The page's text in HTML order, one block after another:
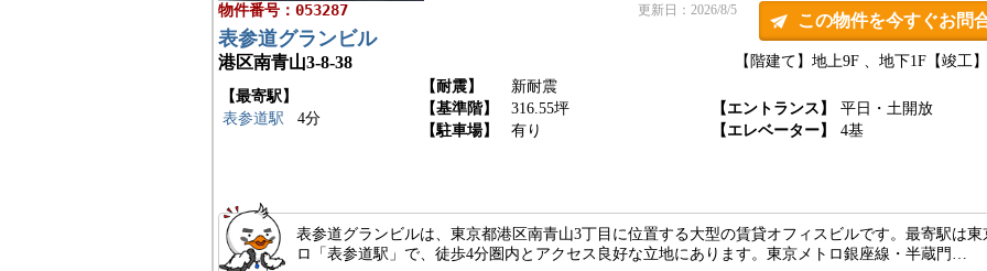
物件番号：053287 更新日：2026/8/5
この物件を今すぐお問
表参道グランビル
港区南青山3-8-38 【竣工
【階建て】地上9F 、地下1F
【最寄駅】
表参道駅
4分
【耐震】
新耐震
【基準階】
316.55坪 【エントランス】
平日・土開放
【駐車場】
有り 【エレベーター】 4基
表参道グランビルは、東京都港区南青山3丁目に位置する大型の賃貸オフィスビルです。最寄駅は東
ロ「表参道駅」で、徒歩4分圏内とアクセス良好な立地にあります。東京メトロ銀座線・半蔵門…